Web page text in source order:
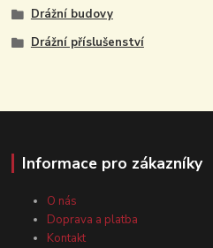
Drážní budovy
Drážní příslušenství
Informace pro zákazníky
O nás
Doprava a platba
Kontakt